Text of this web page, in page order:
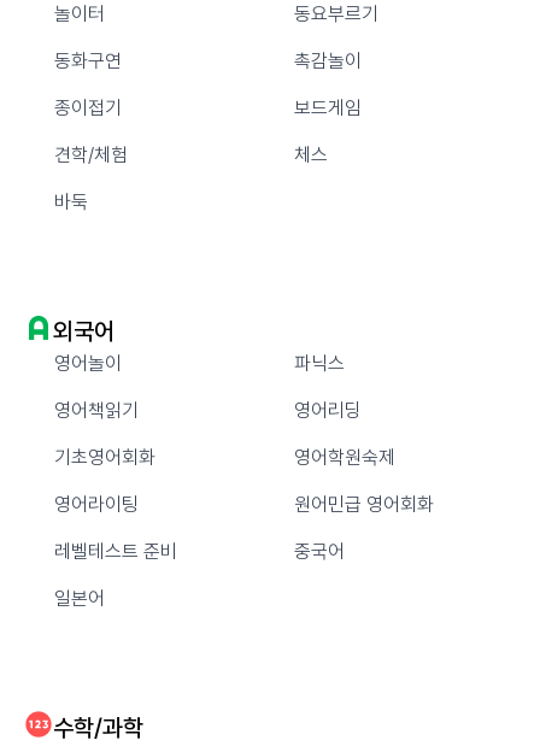
놀이터 동요부르기
동화구연 촉감놀이
종이접기 보드게임
견학/체험 체스
바둑
외국어
영어놀이 파닉스
영어책읽기 영어리딩
기초영어회화 영어학원숙제
영어라이팅 원어민급 영어회화
레벨테스트 준비 중국어
일본어
수학/과학